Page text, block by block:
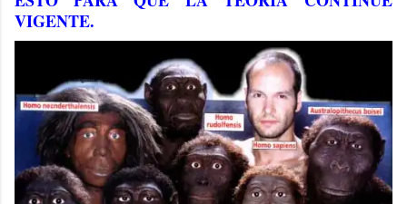
VIGENTE.